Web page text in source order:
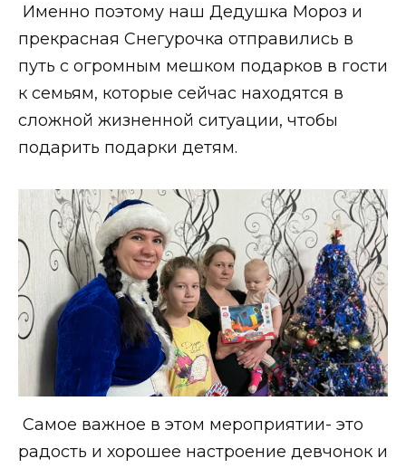
Именно поэтому наш Дедушка Мороз и
прекрасная Снегурочка отправились в
путь с огромным мешком подарков в гости
к семьям, которые сейчас находятся в
сложной жизненной ситуации, чтобы
подарить подарки детям.
Самое важное в этом мероприятии- это
радость и хорошее настроение девчонок и